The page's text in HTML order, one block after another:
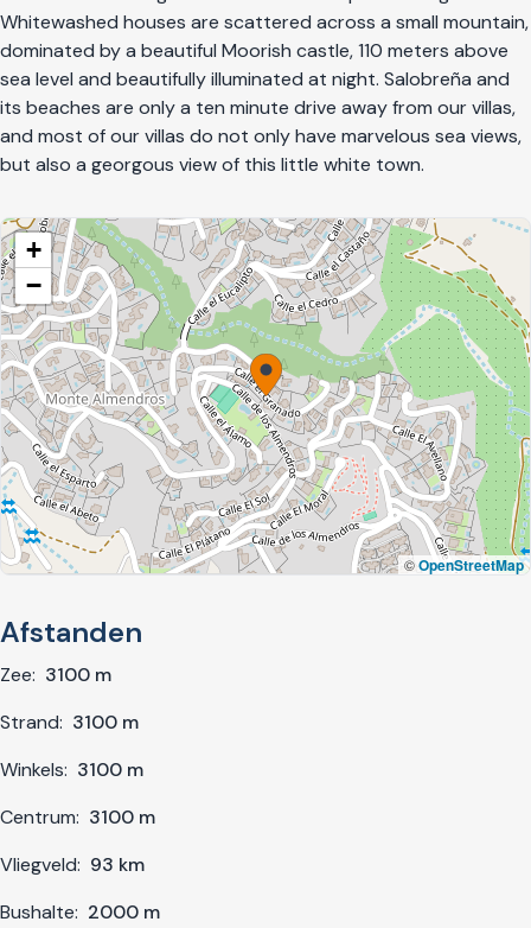
Whitewashed houses are scattered across a small mountain,
dominated by a beautiful Moorish castle, 110 meters above
sea level and beautifully illuminated at night. Salobreña and
its beaches are only a ten minute drive away from our villas,
and most of our villas do not only have marvelous sea views,
but also a georgous view of this little white town.
+
−
©OpenStreetMap
Afstanden
Zee: 3100 m
Strand: 3100 m
Winkels: 3100 m
Centrum: 3100 m
Vliegveld: 93 km
Bushalte: 2000 m